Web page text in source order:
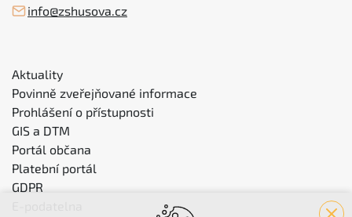
info@zshusova.cz
Aktuality
Povinně zveřejňované informace
Prohlášení o přístupnosti
GIS a DTM
Portál občana
Platební portál
GDPR